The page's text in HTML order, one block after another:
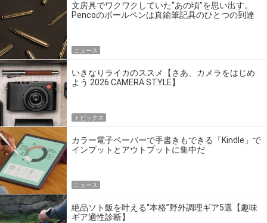
文房具でワクワクしていた“あの頃”を思い出す。
Pencoのボールペンは真鍮筆記具のひとつの到達
ニュース
いきなりライカのススメ【さあ、カメラをはじめ
よう 2026 CAMERA STYLE】
トピックス
カラー電子ペーパーで手書きもできる「Kindle」で
インプットとアウトプットに集中だ
ニュース
絶品ソト飯を叶える“本格”野外調理ギア5選【趣味
ギア適性診断】